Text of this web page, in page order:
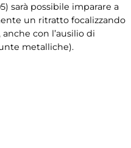
sarà possibile imparare a
un ritratto focalizzando
con l’ausilio di
metalliche).